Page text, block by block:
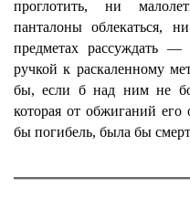
проглотить, ни
панталоны облекаться,
предметах рассуждать —
ручкой к раскаленному
бы, если б над ним не
которая от обжиганий его
бы погибель, была бы